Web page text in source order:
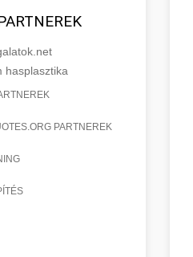
hasplasztika
PARTNEREK